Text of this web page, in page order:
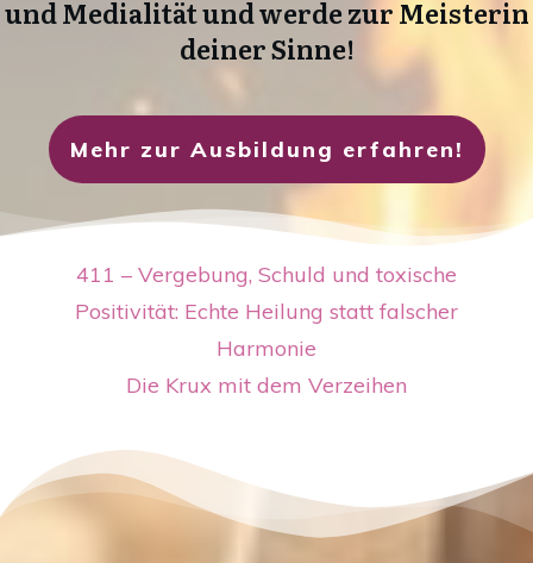
und Medialität und werde zur Meisterin
deiner Sinne!
Mehr zur Ausbildung erfahren!
411 – Vergebung, Schuld und toxische
Positivität: Echte Heilung statt falscher
Harmonie
Die Krux mit dem Verzeihen